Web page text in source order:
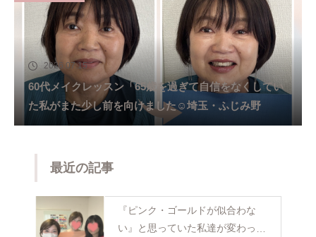
2026.07.15
60代メイクレッスン「65歳を過ぎて自信をなくしてい
た私がまた少し前を向けました☺️埼玉・ふじみ野
最近の記事
『ピンク・ゴールドが似合わな
い』と思っていた私達が変わった